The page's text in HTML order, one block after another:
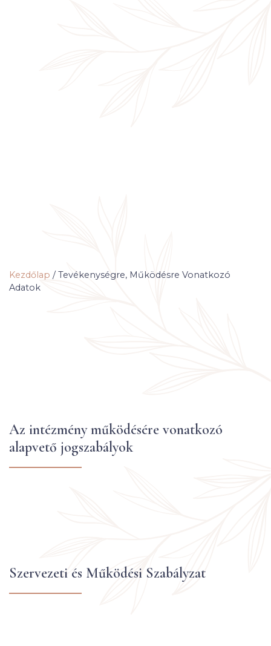
Kezdőlap /Tevékenységre, Működésre Vonatkozó
Adatok
Az intézmény működésére vonatkozó
alapvető jogszabályok
Szervezeti és Működési Szabályzat